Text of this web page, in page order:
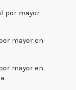
por mayor
mayor en
mayor en